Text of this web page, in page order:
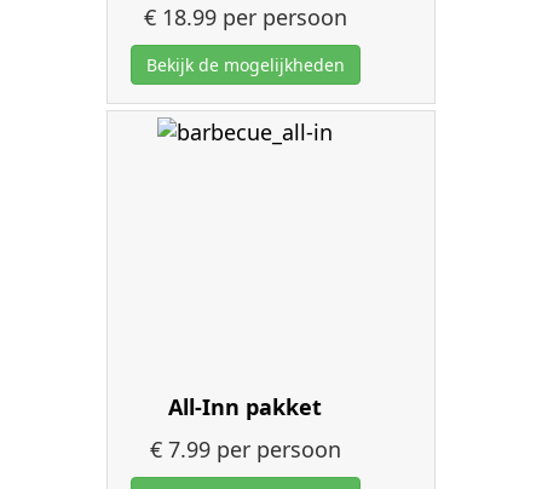
€ 18.99per persoon
Bekijk de mogelijkheden
All-Inn pakket
€ 7.99per persoon